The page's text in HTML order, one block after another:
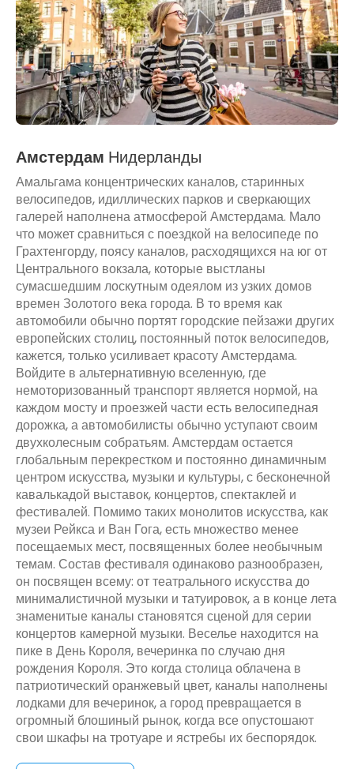
Амстердам Нидерланды
Амальгама концентрических каналов, старинных
велосипедов, идиллических парков и сверкающих
галерей наполнена атмосферой Амстердама. Мало
что может сравниться с поездкой на велосипеде по
Грахтенгорду, поясу каналов, расходящихся на юг от
Центрального вокзала, которые выстланы
сумасшедшим лоскутным одеялом из узких домов
времен Золотого века города. В то время как
автомобили обычно портят городские пейзажи других
европейских столиц, постоянный поток велосипедов,
кажется, только усиливает красоту Амстердама.
Войдите в альтернативную вселенную, где
немоторизованный транспорт является нормой, на
каждом мосту и проезжей части есть велосипедная
дорожка, а автомобилисты обычно уступают своим
двухколесным собратьям. Амстердам остается
глобальным перекрестком и постоянно динамичным
центром искусства, музыки и культуры, с бесконечной
кавалькадой выставок, концертов, спектаклей и
фестивалей. Помимо таких монолитов искусства, как
музеи Рейкса и Ван Гога, есть множество менее
посещаемых мест, посвященных более необычным
темам. Состав фестиваля одинаково разнообразен,
он посвящен всему: от театрального искусства до
минималистичной музыки и татуировок, а в конце лета
знаменитые каналы становятся сценой для серии
концертов камерной музыки. Веселье находится на
пике в День Короля, вечеринка по случаю дня
рождения Короля. Это когда столица облачена в
патриотический оранжевый цвет, каналы наполнены
лодками для вечеринок, а город превращается в
огромный блошиный рынок, когда все опустошают
свои шкафы на тротуаре и ястребы их беспорядок.